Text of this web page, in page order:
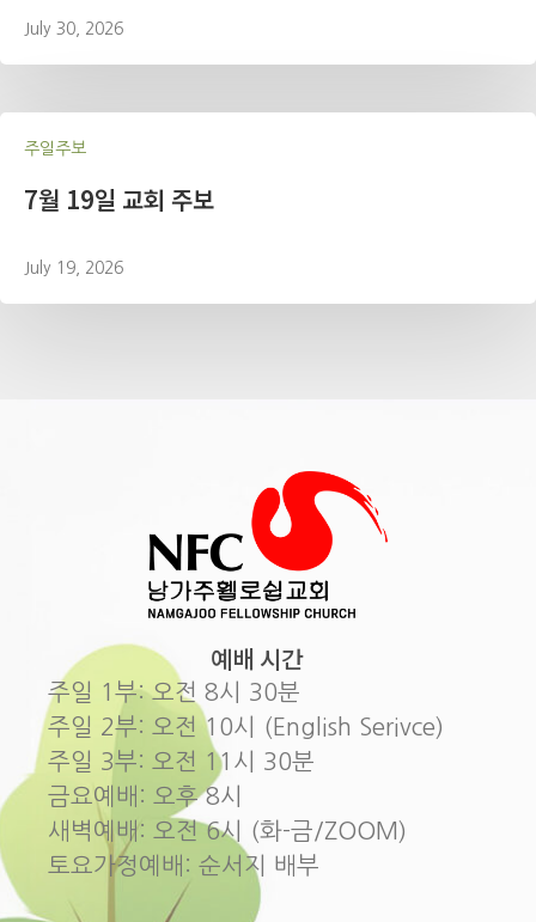
July 30, 2026
주일주보
7월 19일 교회 주보
July 19, 2026
예배 시간
주일 1부: 오전 8시 30분
주일 2부: 오전 10시 (English Serivce)
주일 3부: 오전 11시 30분
금요예배: 오후 8시
새벽예배: 오전 6시 (화-금/ZOOM)
토요가정예배: 순서지 배부